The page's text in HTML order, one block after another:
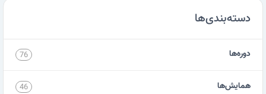
دسته‌بندی‌ها
دوره‌ها 76
همایش‌ها 46